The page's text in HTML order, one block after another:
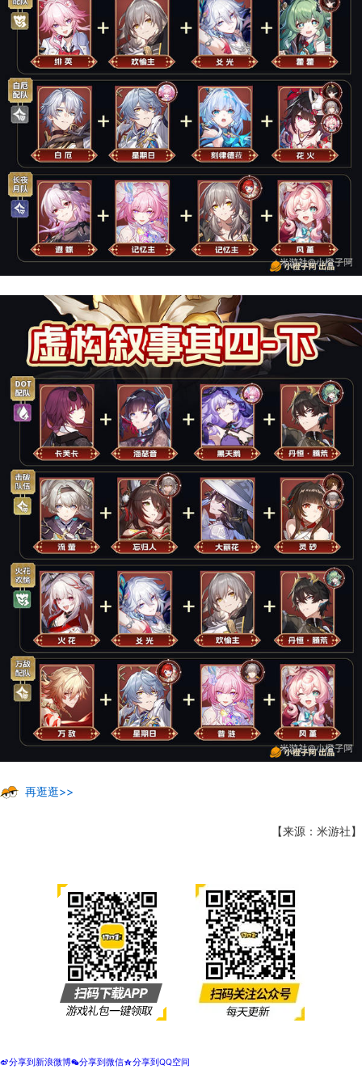
再逛逛>>
【来源：米游社】
t分享到新浪微博w分享到微信z分享到QQ空间